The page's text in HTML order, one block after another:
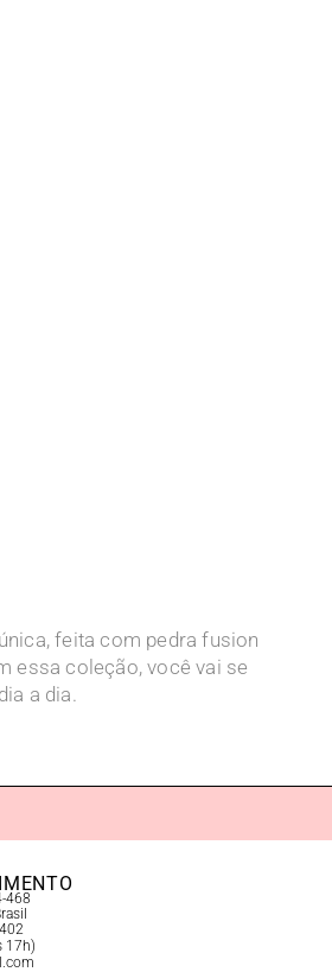
feita com pedra fusion
essa coleção, você vai se
a dia.
468
17h)